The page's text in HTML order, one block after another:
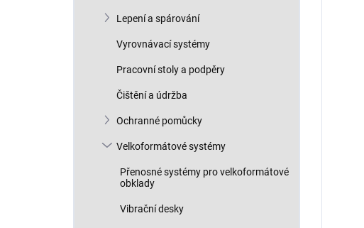
Lepení a spárování
Vyrovnávací systémy
Pracovní stoly a podpěry
Čištění a údržba
Ochranné pomůcky
Velkoformátové systémy
Přenosné systémy pro velkoformátové
obklady
Vibrační desky